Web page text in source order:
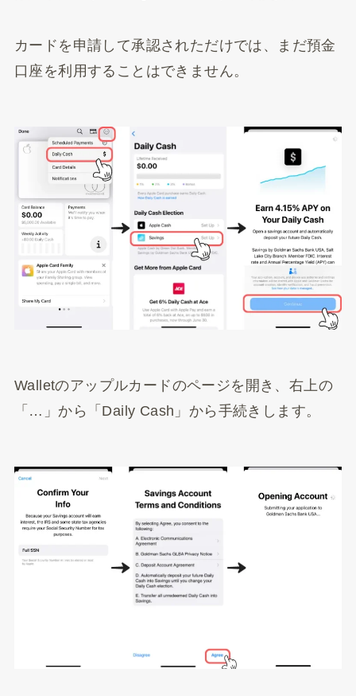
カードを申請して承認されただけでは、まだ預金
口座を利用することはできません。
Walletのアップルカードのページを開き、右上の
「…」から「Daily Cash」から手続きします。